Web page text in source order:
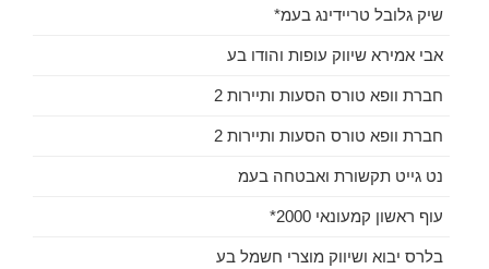
שיק גלובל טריידינג בעמ*
אבי אמירא שיווק עופות והודו בע
חברת וופא טורס הסעות ותיירות 2
חברת וופא טורס הסעות ותיירות 2
נט גייט תקשורת ואבטחה בעמ
עוף ראשון קמעונאי 2000*
בלרס יבוא ושיווק מוצרי חשמל בע